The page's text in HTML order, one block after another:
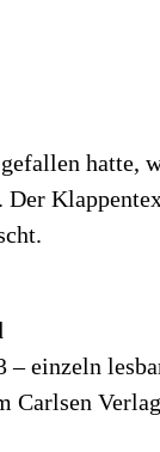
– einzeln
Carlsen Verlag